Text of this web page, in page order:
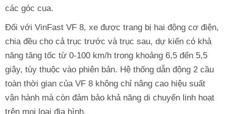
các góc cua.
Đối với VinFast VF 8, xe được trang bị hai động cơ điện,
chia đều cho cả trục trước và trục sau, dự kiến có khả
năng tăng tốc từ 0-100 km/h trong khoảng 6,5 đến 5,5
giây, tùy thuộc vào phiên bản. Hệ thống dẫn động 2 cầu
toàn thời gian của VF 8 không chỉ nâng cao hiệu suất
vận hành mà còn đảm bảo khả năng di chuyển linh hoạt
trên mọi loại địa hình.